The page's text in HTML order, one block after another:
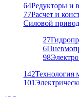
64Редукторы и
77Расчет и
Силовой привод
27
6
98
142Технология
101